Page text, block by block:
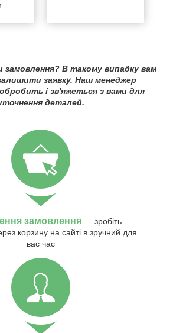
В такому випадку вам
заявку. Наш менеджер
і зв'яжеться з вами для
деталей.
замовлення — зробіть
корзину на сайті в зручний для
вас час